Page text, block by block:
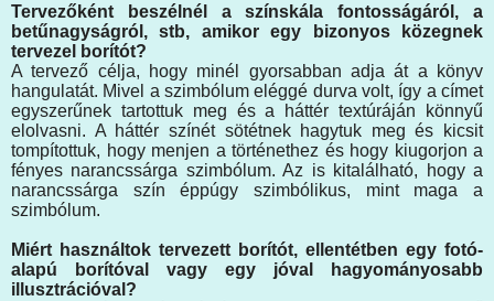
Tervezőként beszélnél a színskála fontosságáról, a
betűnagyságról, stb, amikor egy bizonyos közegnek
tervezel borítót?
A tervező célja, hogy minél gyorsabban adja át a könyv
hangulatát. Mivel a szimbólum eléggé durva volt, így a címet
egyszerűnek tartottuk meg és a háttér textúráján könnyű
elolvasni. A háttér színét sötétnek hagytuk meg és kicsit
tompítottuk, hogy menjen a történethez és hogy kiugorjon a
fényes narancssárga szimbólum. Az is kitalálható, hogy a
narancssárga szín éppúgy szimbólikus, mint maga a
szimbólum.
Miért használtok tervezett borítót, ellentétben egy fotó-
alapú borítóval vagy egy jóval hagyományosabb
illusztrációval?